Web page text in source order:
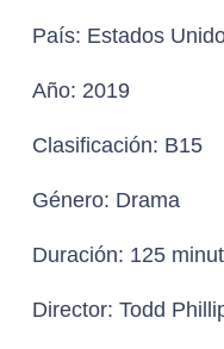
País: Estados
Año: 2019
Clasificación: B15
Género: Drama
Duración: 125
Director: Todd